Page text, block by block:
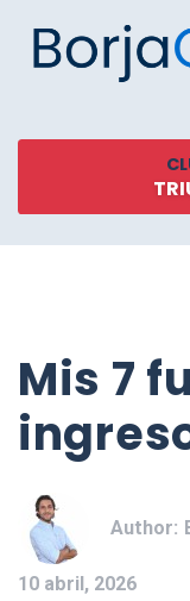
Mis 7
Author:
10 abril, 2026